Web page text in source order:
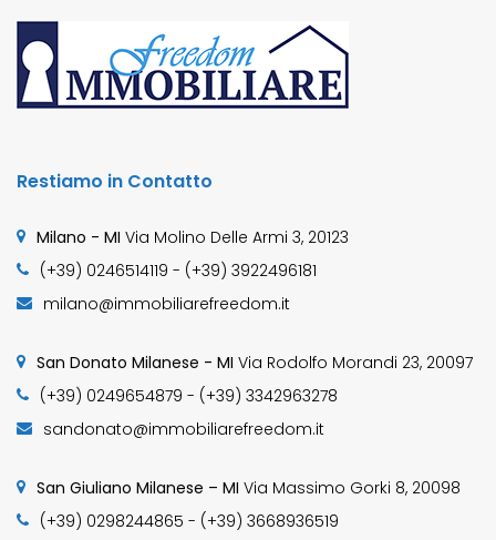
Restiamo in Contatto
Milano - MI Via Molino Delle Armi 3, 20123
(+39) 0246514119 - (+39) 3922496181
milano@immobiliarefreedom.it
San Donato Milanese - MI Via Rodolfo Morandi 23, 20097
(+39) 0249654879 - (+39) 3342963278
sandonato@immobiliarefreedom.it
San Giuliano Milanese – MI Via Massimo Gorki 8, 20098
(+39) 0298244865 - (+39) 3668936519